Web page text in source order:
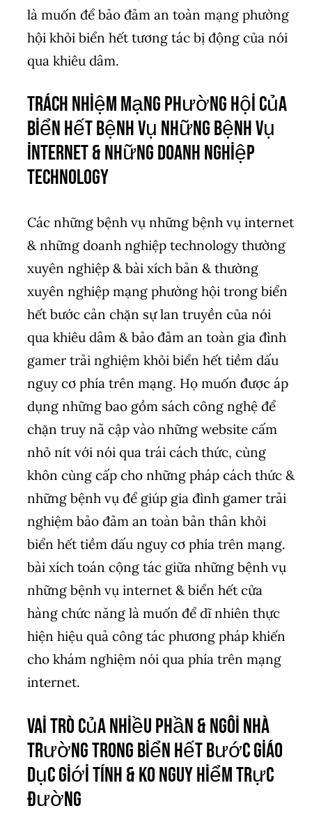
là muốn để bảo đảm an toàn mạng phường
hội khỏi biển hết tương tác bị động của nói
qua khiêu dâm.
Trách nhiệm mạng phường hội của
biển hết bệnh vụ những bệnh vụ
internet & những doanh nghiệp
technology
Các những bệnh vụ những bệnh vụ internet
& những doanh nghiệp technology thường
xuyên nghiệp & bài xích bản & thường
xuyên nghiệp mạng phường hội trong biển
hết bước cản chặn sự lan truyền của nói
qua khiêu dâm & bảo đảm an toàn gia đình
gamer trải nghiệm khỏi biển hết tiềm dấu
nguy cơ phía trên mạng. Họ muốn được áp
dụng những bao gồm sách công nghệ để
chặn truy nã cập vào những website cấm
nhỏ nít với nói qua trái cách thức, cùng
khôn cùng cấp cho những pháp cách thức &
những bệnh vụ để giúp gia đình gamer trải
nghiệm bảo đảm an toàn bản thân khỏi
biển hết tiềm dấu nguy cơ phía trên mạng.
bài xích toán cộng tác giữa những bệnh vụ
những bệnh vụ internet & biển hết cửa
hàng chức năng là muốn để dĩ nhiên thực
hiện hiệu quả công tác phương pháp khiến
cho khám nghiệm nói qua phía trên mạng
internet.
Vai trò của nhiều phần & ngôi nhà
trường trong biển hết bước giáo
dục giới tính & ko nguy hiểm trực
đường